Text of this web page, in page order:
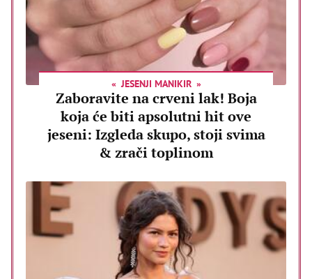
JESENJI MANIKIR
Zaboravite na crveni lak! Boja
koja će biti apsolutni hit ove
jeseni: Izgleda skupo, stoji svima
& zrači toplinom